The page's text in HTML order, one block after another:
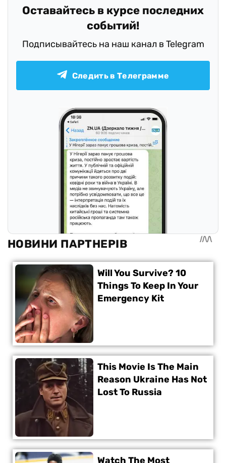
Оставайтесь в курсе последних
событий!
Подписывайтесь на наш канал в Telegram
Следить в Телеграмме